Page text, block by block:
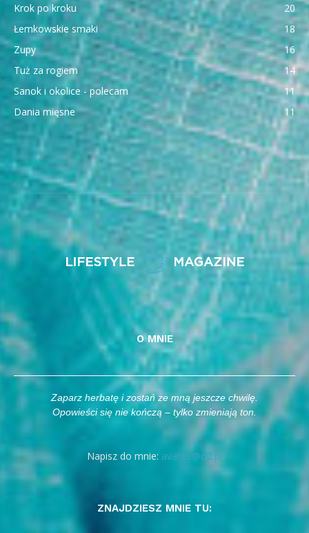
Krok po kroku
20
Łemkowskie smaki
18
Zupy
16
Tuż za rogiem
14
Sanok i okolice - polecam
11
Dania mięsne
11
O MNIE
Zaparz herbatę i zostań ze mną jeszcze chwilę.
Opowieści się nie kończą – tylko zmieniają ton.
Napisz do mnie: avatea@o2.pl
ZNAJDZIESZ MNIE TU: